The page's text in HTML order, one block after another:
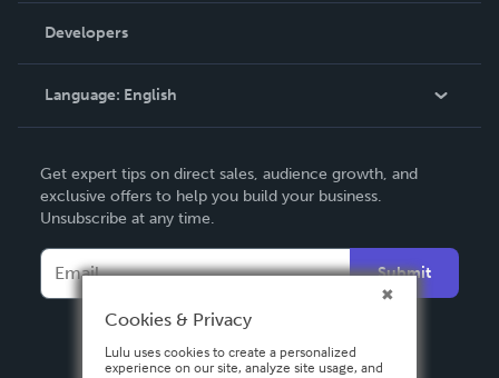
Podcast
Order Lookup
Knowledge Base
Contact Support
Developers
Language: English
Deutsch
Français
Italiano
Español
Get expert tips on direct sales, audience growth, and
exclusive offers to help you build your business.
Unsubscribe at any time.
Submit
Cookies & Privacy
Lulu uses cookies to create a personalized
experience on our site, analyze site usage, and